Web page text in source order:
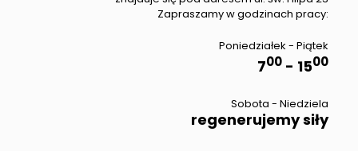
Zapraszamy w godzinach pracy:
Poniedziałek - Piątek
700 - 1500
Sobota - Niedziela
regenerujemy siły